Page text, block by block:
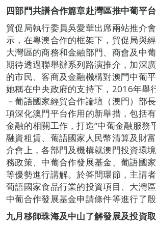
四部門共譜合作篇章赴灣區推中葡平
貿促局執行委員吳愛華出席兩站推介
示，在粵澳合作的框架下，貿促局與經
大灣區的商務和金融部門、商會及中
期待透過聯舉辦系列路演推介，加深
的市民、客商及金融機構對澳門中葡平
她稱在中央政府的支持下，2016年舉
－葡語國家經貿合作論壇（澳門）部
項深化澳門平台作用的新舉措，包括
金融的相關工作，打造“中葡金融服務
融資租賃、葡語國家人民幣清算及財
介會上，各部門及機構就澳門投資環
務政策、中葡合作發展基金、葡語國
等優勢進行講解。於答問環節，主講
葡語國家食品行業的投資項目、大灣區
中葡合作發展基金申請條件等進行了殷
九月移師珠海及中山了解發展及投資